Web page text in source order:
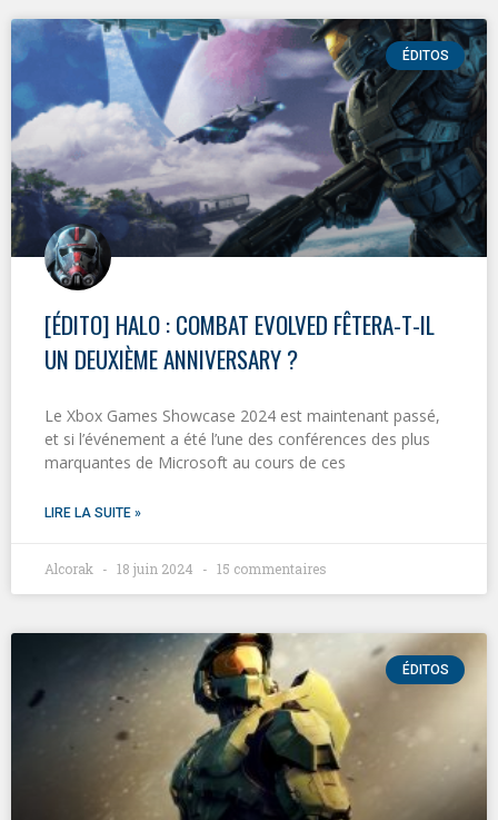
ÉDITOS
[ÉDITO] HALO : COMBAT EVOLVED FÊTERA-T-IL
UN DEUXIÈME ANNIVERSARY ?
Le Xbox Games Showcase 2024 est maintenant passé,
et si l’événement a été l’une des conférences des plus
marquantes de Microsoft au cours de ces
LIRE LA SUITE »
Alcorak 18 juin 2024 15 commentaires
ÉDITOS